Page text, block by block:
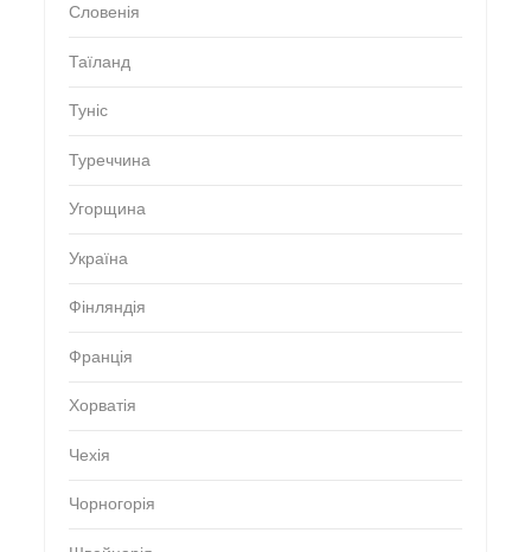
Словенія
Таїланд
Туніс
Туреччина
Угорщина
Україна
Фінляндія
Франція
Хорватія
Чехія
Чорногорія